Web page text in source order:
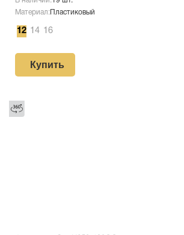
Материал: Пластиковый
12 14 16
Купить